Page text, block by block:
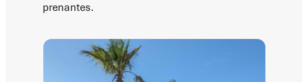
prenantes.